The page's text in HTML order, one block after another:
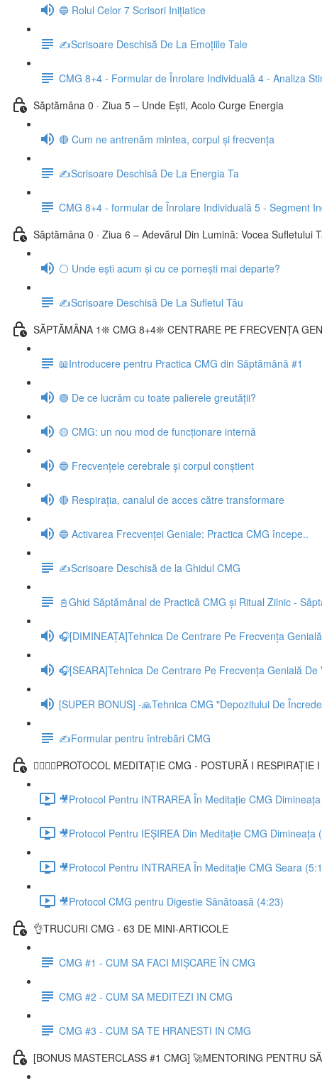
🔵 Rolul Celor 7 Scrisori Inițiatice
✍️Scrisoare Deschisă De La Emoțiile Tale
CMG 8+4 - Formular de Înrolare Individuală 4 - Analiza
Săptămâna 0 · Ziua 5 – Unde Ești, Acolo Curge Energia
🔴 Cum ne antrenăm mintea, corpul și frecvența
✍️Scrisoare Deschisă De La Energia Ta
CMG 8+4 - formular de Înrolare Individuală 5 - Segment
Săptămâna 0 · Ziua 6 – Adevărul Din Lumină: Vocea Sufletului
⚪ Unde ești acum și cu ce pornești mai departe?
✍️Scrisoare Deschisă De La Sufletul Tău
SĂPTĂMÂNA 1❊ CMG 8+4❊ CENTRARE PE FRECVENȚA
📖Introducere pentru Practica CMG din Săptămână #1
🟣 De ce lucrăm cu toate palierele greutății?
🟡 CMG: un nou mod de funcționare internă
🔵 Frecvențele cerebrale și corpul conștient
🔴 Respirația, canalul de acces către transformare
🔵 Activarea Frecvenței Geniale: Practica CMG începe..
✍️Scrisoare Deschisă de la Ghidul CMG
📓Ghid Săptămânal de Practică CMG și Ritual Zilnic -
🎧[DIMINEAȚA]Tehnica De Centrare Pe Frecvența
🎧[SEARA]Tehnica De Centrare Pe Frecvența Genială
[SUPER BONUS] -🙏Tehnica CMG "Depozitului De
✍️Formular pentru întrebări CMG
🧘‍♀️🧘‍♂️PROTOCOL MEDITAȚIE CMG - POSTURĂ I RESPIRAȚIE
🎥Protocol Pentru INTRAREA În Meditație CMG
🎥Protocol Pentru IEȘIREA Din Meditație CMG Dimineața
🎥Protocol Pentru INTRAREA În Meditație CMG Seara
🎥Protocol CMG pentru Digestie Sănătoasă (4:23)
👌TRUCURI CMG - 63 DE MINI-ARTICOLE
CMG #1 - CUM SA FACI MIȘCARE ÎN CMG
CMG #2 - CUM SA MEDITEZI IN CMG
CMG #3 - CUM SA TE HRANESTI IN CMG
[BONUS MASTERCLASS #1 CMG] 🚀MENTORING PENTRU